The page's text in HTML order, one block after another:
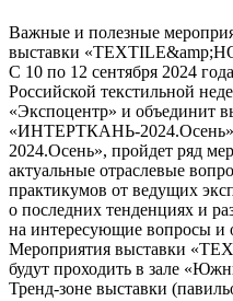
Важные и полезные
выставки
С 10 по 12 сентября 2024
Российской текстильной
«Экспоцентр» и объединит
«ИНТЕРТКАНЬ-
2024.Осень», пройдет ряд
актуальные отраслевые
практикумов от ведущих
о последних тенденциях и
на интересующие вопросы и
Мероприятия выставки
будут проходить в зале
Тренд-зоне выставки